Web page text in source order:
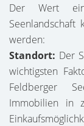
Der Wert
Seenlandschaft
werden:
Standort: Der
wichtigsten
Feldberger
Immobilien in